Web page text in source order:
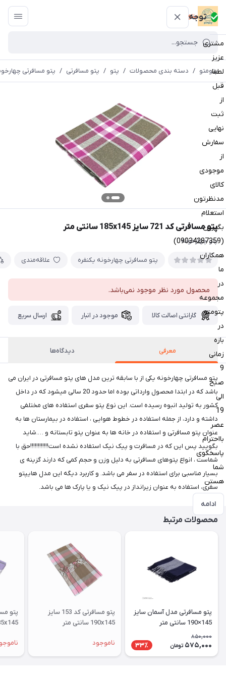
توجه
مشتری
عزیز
لطفا
قبل
از
ثبت
نهایی
سفارش
از
موجودی
کالای
مدنظرتون
استعلام
بگیرین
(09034287359)
همکاران
ما
در
مجموعه
پتومتو
در
بازه
زمانی
9
صبح
الی
19
عصر
بااحترام
پاسخگوی
شما
هستن
ادامه
پتومتو
پتومتو / دسته بندی محصولات / پتو / پتو مسافرتی / پتو مسافرتی
پتو مسافرتی کد 721 سایز 185x145 سانتی متر
پتو چهارخونه
پتو مسافرتی چهارخونه یکنفره علاقه‌مندی
محصول مورد نظر موجود نمی‌باشد.
گارانتی اصالت کالا موجود در انبار ارسال سریع
معرفی دیدگاه‌ها
پتو مسافرتی چهارخونه یکی از با سابقه ترین مدل های پتو مسافرتی در ایران می
باشد که در ابتدا محصول وارداتی بوده اما حدود 20 سالی میشود که در داخل
کشور به تولید انبوه رسیده است. این نوع پتو سفری استفاده های مختلفی
داشته و دارد، از جمله استفاده در خطوط هوایی ، استفاده در بیمارستان ها به
عنوان پتو مسافرتی و استفاده در خانه ها به عنوان پتو تابستانه و ….شاید
بگویید پس این که در مسافرت و پیک نیک استفاده نشده است!!!!!!!!!!!!حق با
شماست ، انواع پتوهای مسافرتی به دلیل وزن و حجم کمی که دارند گزینه ی
بسیار مناسبی برای استفاده در سفر می باشد. و کاربرد دیگه این مدل هایپتو
سفری، استفاده به عنوان زیرانداز در پیک نیک و یا پارک ها می باشد.
محصولات مرتبط
پتو مسافرتی مدل آسمان سایز
145×190 سانتی متر
850,000
575,000 تومان 33٪
پتو مسافرتی کد 153 سایز
190x145 سانتی متر
ناموجود
185x145 سانتی متر